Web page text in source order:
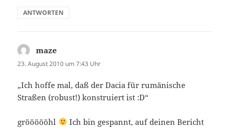
ANTWORTEN
maze
23. August 2010 um 7:43 Uhr
„Ich hoffe mal, daß der Dacia für rumänische
Straßen (robust!) konstruiert ist :D“
gröööööhl Ich bin gespannt, auf deinen Bericht